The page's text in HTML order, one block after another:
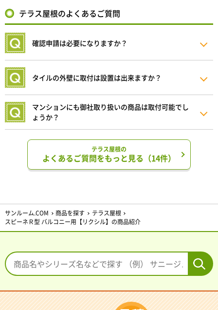
テラス屋根のよくあるご質問
確認申請は必要になりますか？
タイルの外壁に取付は設置は出来ますか？
マンションにも御社取り扱いの商品は取付可能でし
ょうか？
テラス屋根の
よくあるご質問をもっと見る（14件）
サンルーム.COM 商品を探す
テラス屋根
スピーネＲ型 バルコニー用【リクシル】の商品紹介